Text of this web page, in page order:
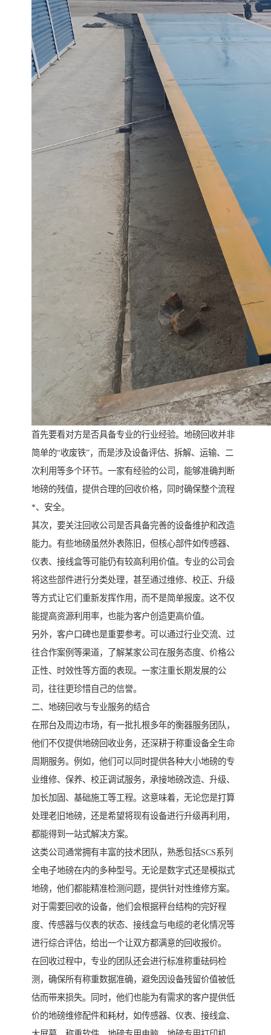
首先要看对方是否具备专业的行业经验。地磅回收并非
简单的“收废铁”，而是涉及设备评估、拆解、运输、二
次利用等多个环节。一家有经验的公司，能够准确判断
地磅的残值，提供合理的回收价格，同时确保整个流程
*、安全。
其次，要关注回收公司是否具备完善的设备维护和改造
能力。有些地磅虽然外表陈旧，但核心部件如传感器、
仪表、接线盒等可能仍有较高利用价值。专业的公司会
将这些部件进行分类处理，甚至通过维修、校正、升级
等方式让它们重新发挥作用，而不是简单报废。这不仅
能提高资源利用率，也能为客户创造更高价值。
另外，客户口碑也是重要参考。可以通过行业交流、过
往合作案例等渠道，了解某家公司在服务态度、价格公
正性、时效性等方面的表现。一家注重长期发展的公
司，往往更珍惜自己的信誉。
二、地磅回收与专业服务的结合
在邢台及周边市场，有一批扎根多年的衡器服务团队，
他们不仅提供地磅回收业务，还深耕于称重设备全生命
周期服务。例如，他们可以同时提供各种大小地磅的专
业维修、保养、校正调试服务，承接地磅改造、升级、
加长加固、基础施工等工程。这意味着，无论您是打算
处理老旧地磅，还是希望将现有设备进行升级再利用，
都能得到一站式解决方案。
这类公司通常拥有丰富的技术团队，熟悉包括SCS系列
全电子地磅在内的多种型号。无论是数字式还是模拟式
地磅，他们都能精准检测问题，提供针对性维修方案。
对于需要回收的设备，他们会根据秤台结构的完好程
度、传感器与仪表的状态、接线盒与电缆的老化情况等
进行综合评估，给出一个让双方都满意的回收报价。
在回收过程中，专业的团队还会进行标准称重砝码检
测，确保所有称重数据准确，避免因设备残留价值被低
估而带来损失。同时，他们也能为有需求的客户提供低
价的地磅维修配件和耗材，如传感器、仪表、接线盒、